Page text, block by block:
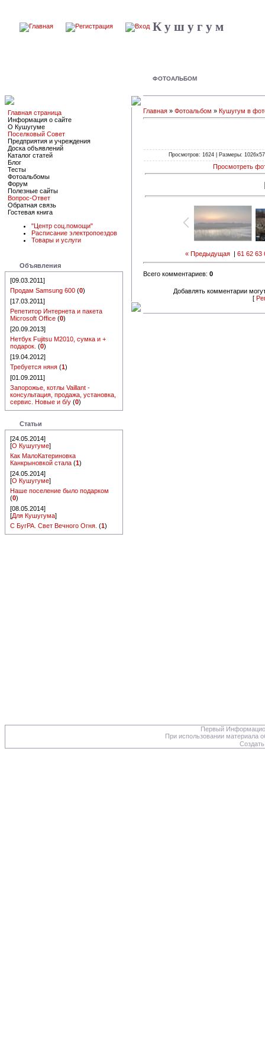
К у ш у г у м
ФОТОАЛЬБОМ
Главная страница
Информация о сайте
О Кушугуме
Поселковый Совет
Предприятия и учреждения
Доска объявлений
Каталог статей
Блог
Тесты
Фотоальбомы
Форум
Полезные сайты
Вопрос-Ответ
Обратная связь
Гостевая книга
"Центр соц.помощи"
Расписание электропоездов
Товары и услуги
Объявления
[09.03.2011]
Продам Samsung 600 (0)
[17.03.2011]
Репетитор Интернета и пакета
Microsoft Office (0)
[20.09.2013]
Нетбук Fujitsu M2010, сумка и +
подарок. (0)
[19.04.2012]
Требуется няня (1)
[01.09.2011]
Запорожье, котлы Vaillant -
консультация, продажа, установка,
сервис. Новые и б/у (0)
Статьи
[24.05.2014]
[О Кушугуме]
Как МалоКатериновка
Канкрыновкой стала (1)
[24.05.2014]
[О Кушугуме]
Наше поселение было подарком
(0)
[08.05.2014]
[Для Кушугума]
С БугРА. Свет Вечного Огня. (1)
Главная » Фотоальбом » Кушугум в
Просмотров: 1624 | Размеры:
Просмотреть
« Предыдущая | 61 62 63
Всего комментариев: 0
Добавлять комментарии
[
Первый
При использовании материала